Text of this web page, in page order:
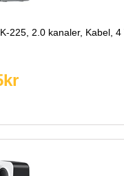
225, 2.0 kanaler, Kabel, 4